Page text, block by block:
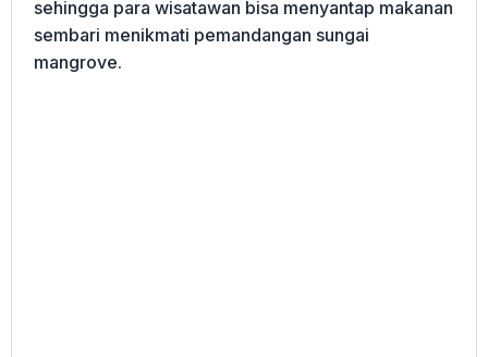
sehingga para wisatawan bisa menyantap makanan
sembari menikmati pemandangan sungai
mangrove.